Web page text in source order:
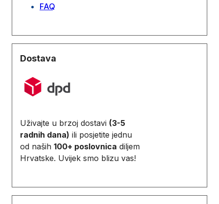
FAQ
Dostava
Uživajte u brzoj dostavi (3-5
radnih dana) ili posjetite jednu
od naših 100+ poslovnica diljem
Hrvatske. Uvijek smo blizu vas!